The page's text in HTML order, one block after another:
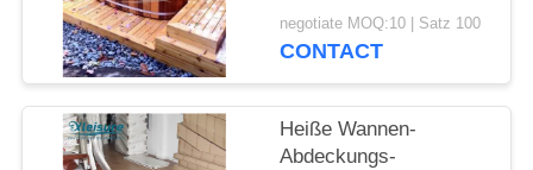
Innenisolierungs-heiße
Wannen-Badekurort-
negotiate MOQ:10 | Satz 100
CONTACT
Heiße Wannen-
Abdeckungs-